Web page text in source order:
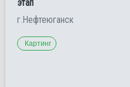
этап
г.Нефтеюганск
Картинг